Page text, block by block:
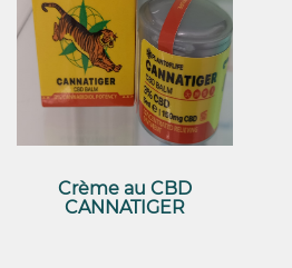
Crème au CBD
CANNATIGER